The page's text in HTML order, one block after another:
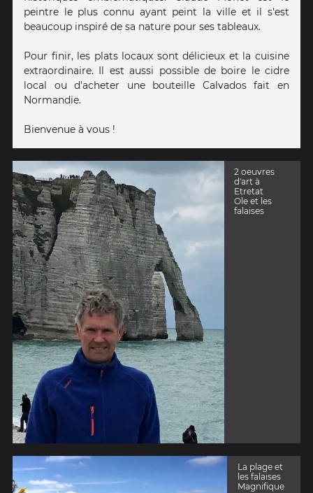
peintre le plus connu ayant peint la ville et il s'est
beaucoup inspiré de sa nature pour ses tableaux.
Pour finir, les plats locaux sont délicieux et la cuisine
extraordinaire. Il est aussi possible de boire le cidre
local ou d'acheter une bouteille Calvados fait en
Normandie.
Bienvenue à vous !
2 oeuvres
d'art à
Etretat
Ole et les
falaises
La plage et
les falaises
Magnifique